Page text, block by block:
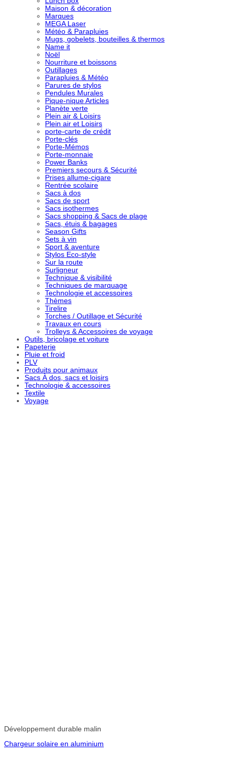
Maison & décoration
Marques
MEGA Laser
Météo & Parapluies
Mugs, gobelets, bouteilles & thermos
Name it
Noël
Nourriture et boissons
Outillages
Parapluies & Météo
Parures de stylos
Pendules Murales
Pique-nique Articles
Planète verte
Plein air & Loisirs
Plein air et Loisirs
porte-carte de crédit
Porte-clés
Porte-Mémos
Porte-monnaie
Power Banks
Premiers secours & Sécurité
Prises allume-cigare
Rentrée scolaire
Sacs à dos
Sacs de sport
Sacs isothermes
Sacs shopping & Sacs de plage
Sacs, étuis & bagages
Season Gifts
Sets à vin
Sport & aventure
Stylos Eco-style
Sur la route
Surligneur
Technique & visibilité
Techniques de marquage
Technologie et accessoires
Thèmes
Tirelire
Torches / Outillage et Sécurité
Travaux en cours
Trolleys & Accessoires de voyage
Outils, bricolage et voiture
Papeterie
Pluie et froid
PLV
Produits pour animaux
Sacs À dos, sacs et loisirs
Technologie & accessoires
Textile
Voyage
Développement durable malin
Chargeur solaire en aluminium